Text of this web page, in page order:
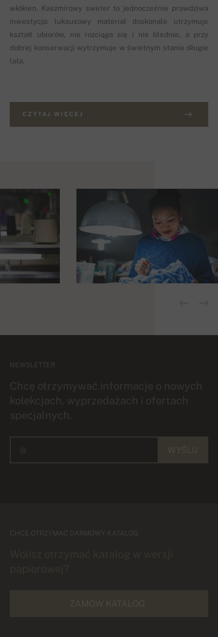
włókien. Kaszmirowy sweter to jednocześnie prawdziwa
inwestycja: luksusowy materiał doskonale utrzymuje
kształt ubiorów, nie rozciąga się i nie blednie, a przy
dobrej konserwacji wytrzymuje w świetnym stanie długie
lata.
CZYTAJ WIĘCEJ
NEWSLETTER
Chcę otrzymywać informacje o nowych
kolekcjach, wyprzedażach i ofertach
specjalnych.
CHCĘ OTRZYMAĆ DARMOWY KATALOG